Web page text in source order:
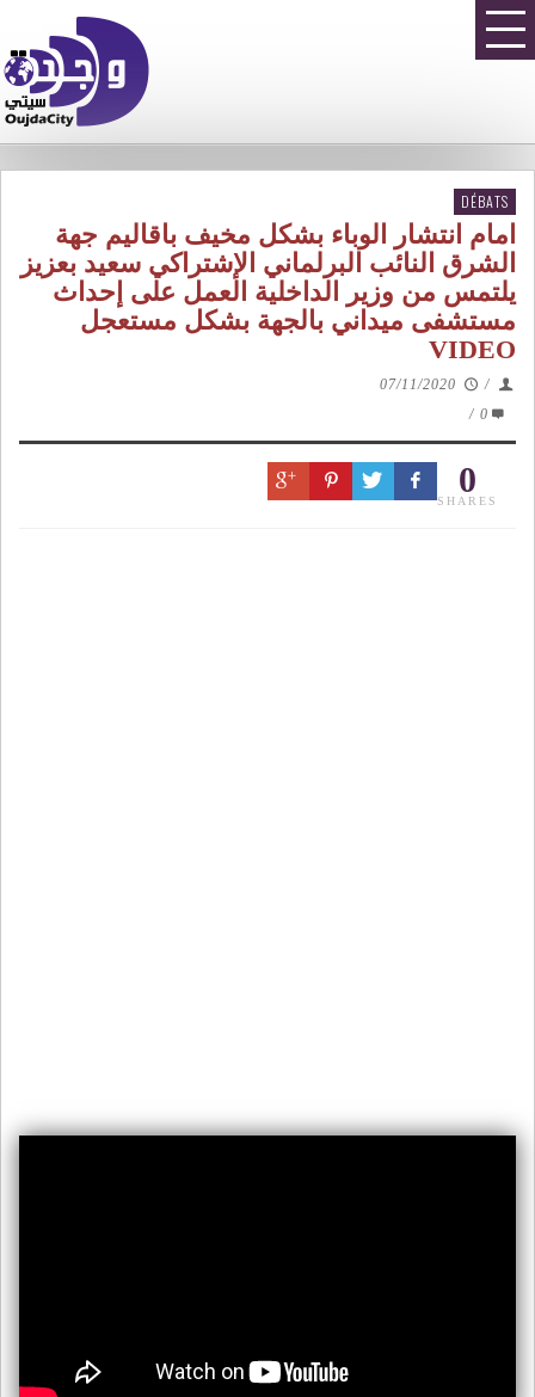
DÉBATS
امام انتشار الوباء بشكل مخيف باقاليم جهة
الشرق النائب البرلماني الإشتراكي سعيد بعزيز
يلتمس من وزير الداخلية العمل على إحداث
مستشفى ميداني بالجهة بشكل مستعجل
VIDEO
/
07/11/2020
0
/
0
SHARES